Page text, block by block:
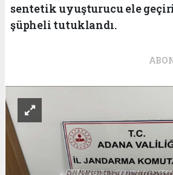
sentetik uyuşturucu ele
şüpheli tutuklandı.